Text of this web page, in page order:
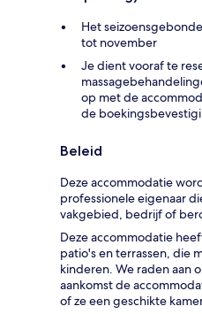
Het
tot november
Je dient vooraf te
op met de
de
Beleid
Deze accommodatie
professionele eigenaar
vakgebied, bedrijf of
Deze accommodatie
patio's en terrassen, die
kinderen. We raden aan
aankomst de
of ze een geschikte